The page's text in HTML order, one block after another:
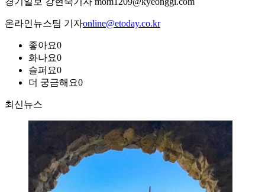
온라인뉴스팀 기자online@etoday.co.kr
좋아요0
화나요0
슬퍼요0
더 궁금해요0
최신뉴스